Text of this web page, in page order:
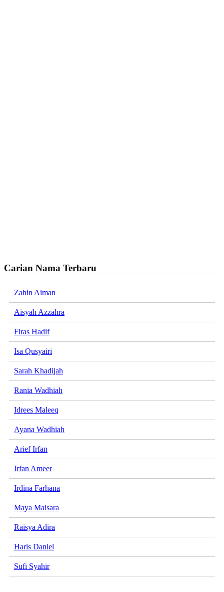
Carian Nama Terbaru
Zahin Aiman
Aisyah Azzahra
Firas Hadif
Isa Qusyairi
Sarah Khadijah
Rania Wadhiah
Idrees Maleeq
Ayana Wadhiah
Arief Irfan
Irfan Ameer
Irdina Farhana
Maya Maisara
Raisya Adira
Haris Daniel
Sufi Syahir